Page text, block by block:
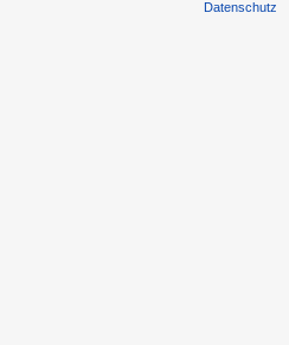
Datenschutz